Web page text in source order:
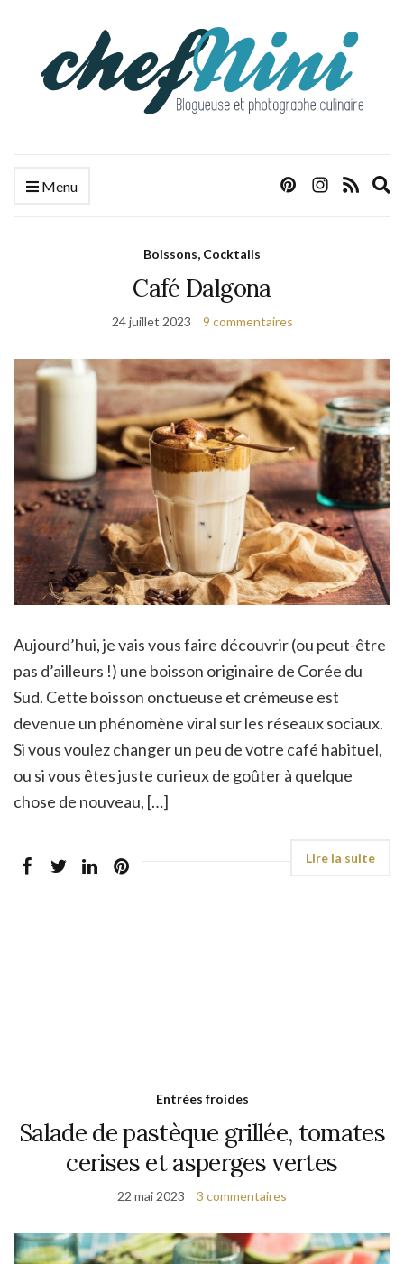
Menu
Boissons, Cocktails
Café Dalgona
24 juillet 2023 9 commentaires
Aujourd’hui, je vais vous faire découvrir (ou peut-être
pas d’ailleurs !) une boisson originaire de Corée du
Sud. Cette boisson onctueuse et crémeuse est
devenue un phénomène viral sur les réseaux sociaux.
Si vous voulez changer un peu de votre café habituel,
ou si vous êtes juste curieux de goûter à quelque
chose de nouveau, […]
Entrées froides
Salade de pastèque grillée, tomates
cerises et asperges vertes
22 mai 2023 3 commentaires